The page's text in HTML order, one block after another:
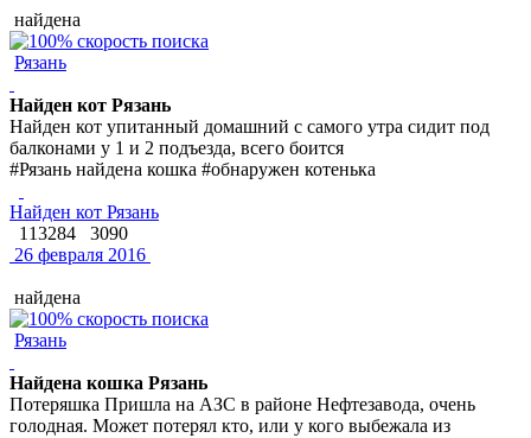
найдена
Рязань
Найден кот Рязань
Найден кот упитанный домашний с самого утра сидит под
балконами у 1 и 2 подъезда, всего боится
#Рязань найдена кошка #обнаружен котенька
Найден кот Рязань
113284
3090
26 февраля 2016
найдена
Рязань
Найдена кошка Рязань
Потеряшка Пришла на АЗС в районе Нефтезавода, очень
голодная. Может потерял кто, или у кого выбежала из